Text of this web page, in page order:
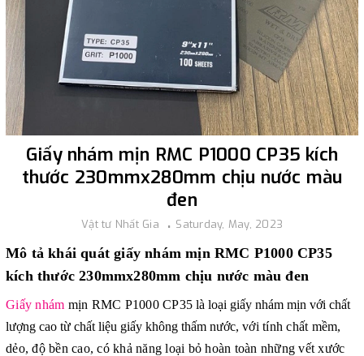
Giấy nhám mịn RMC P1000 CP35 kích
thước 230mmx280mm chịu nước màu
đen
Vật tư Nhất Gia Saturday, May, 2023
Mô tả khái quát giấy nhám mịn RMC P1000 CP35
kích thước 230mmx280mm chịu nước màu đen
Giấy nhám mịn RMC P1000 CP35 là loại giấy nhám mịn với chất
lượng cao từ chất liệu giấy không thấm nước, với tính chất mềm,
dẻo, độ bền cao, có khả năng loại bỏ hoàn toàn những vết xước